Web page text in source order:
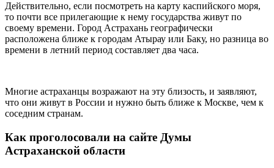
Действительно, если посмотреть на карту каспийского моря,
то почти все прилегающие к нему государства живут по
своему времени. Город Астрахань географически
расположена ближе к городам Атырау или Баку, но разница во
времени в летний период составляет два часа.
Многие астраханцы возражают на эту близость, и заявляют,
что они живут в России и нужно быть ближе к Москве, чем к
соседним странам.
Как проголосовали на сайте Думы
Астраханской области